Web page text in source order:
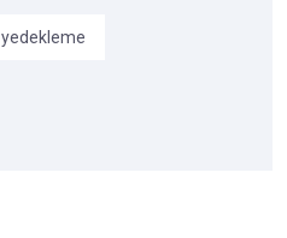
yedekleme